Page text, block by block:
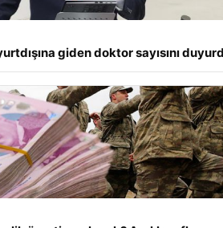
giden doktor sayısını